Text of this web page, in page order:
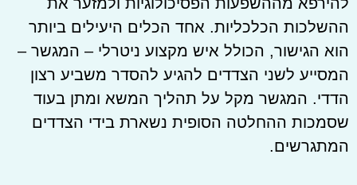
להירפא מההשפעות הפסיכולוגיות ולמזער את
ההשלכות הכלכליות. אחד הכלים היעילים ביותר
הוא הגישור, הכולל איש מקצוע ניטרלי – המגשר –
המסייע לשני הצדדים להגיע להסדר משביע רצון
הדדי. המגשר מקל על תהליך המשא ומתן בעוד
שסמכות ההחלטה הסופית נשארת בידי הצדדים
המתגרשים.